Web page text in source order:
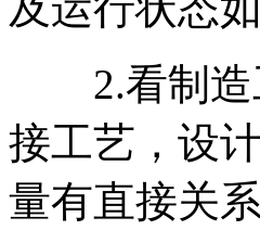
2.看制造
接工艺，设
量有直接关